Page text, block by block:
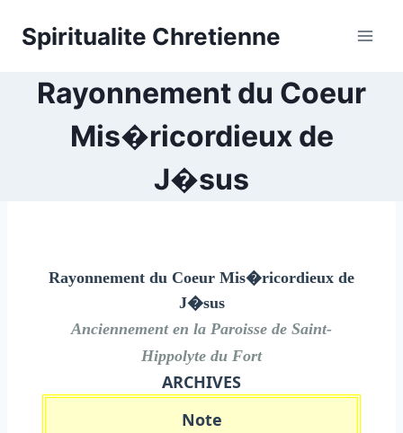
Spiritualite Chretienne
Rayonnement du Coeur
Mis�ricordieux de
J�sus
Rayonnement du Coeur Mis�ricordieux de
J�sus
Anciennement en la Paroisse de Saint-
Hippolyte du Fort
ARCHIVES
Note